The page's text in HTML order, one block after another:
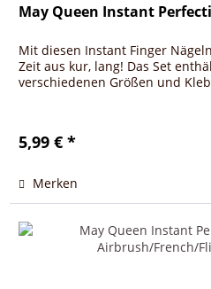
May Queen Instant
Mit diesen Instant Finger
Zeit aus kur, lang! Das Set
verschiedenen Größen und
5,99 € *
Merken